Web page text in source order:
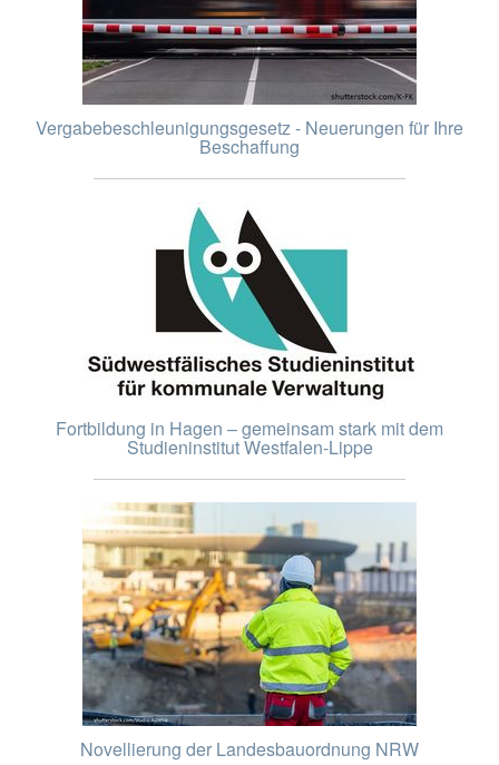
Vergabebeschleunigungsgesetz - Neuerungen für Ihre
Beschaffung
Fortbildung in Hagen – gemeinsam stark mit dem
Studieninstitut Westfalen-Lippe
Novellierung der Landesbauordnung NRW